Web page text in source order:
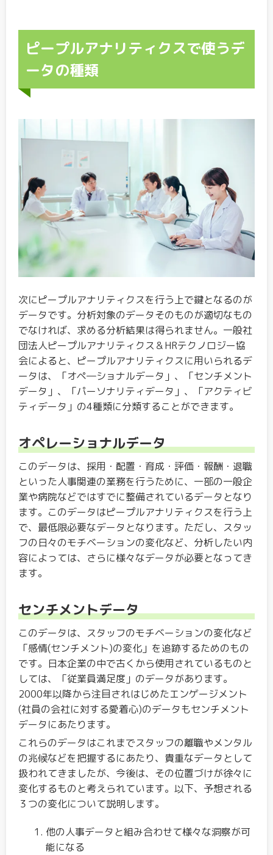
ピープルアナリティクスで使うデ
ータの種類
次にピープルアナリティクスを行う上で鍵となるのが
データです。分析対象のデータそのものが適切なもの
でなければ、求める分析結果は得られません。一般社
団法人ピープルアナリティクス＆HRテクノロジー協
会によると、ピープルアナリティクスに用いられるデ
ータは、「オペ―ショナルデータ」、「センチメント
データ」、「パーソナリティデータ」、「アクティビ
ティデータ」の4種類に分類することができます。
オペレーショナルデータ
このデータは、採用・配置・育成・評価・報酬・退職
といった人事関連の業務を行うために、一部の一般企
業や病院などではすでに整備されているデータとなり
ます。このデータはピープルアナリティクスを行う上
で、最低限必要なデータとなります。ただし、スタッ
フの日々のモチベーションの変化など、分析したい内
容によっては、さらに様々なデータが必要となってき
ます。
センチメントデータ
このデータは、スタッフのモチベーションの変化など
「感情(センチメント)の変化」を追跡するためのもの
です。日本企業の中で古くから使用されているものと
しては、「従業員満足度」のデータがあります。
2000年以降から注目されはじめたエンゲージメント
(社員の会社に対する愛着心)のデータもセンチメント
データにあたります。
これらのデータはこれまでスタッフの離職やメンタル
の兆候などを把握するにあたり、貴重なデータとして
扱われてきましたが、今後は、その位置づけが徐々に
変化するものと考えられています。以下、予想される
３つの変化について説明します。
他の人事データと組み合わせて様々な洞察が可
能になる